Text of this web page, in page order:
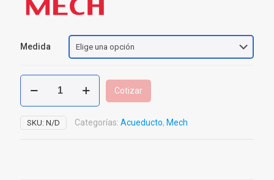
Medida
Junta
Anti
vibratoria
Caucho
cantidad
Cotizar
SKU: N/D Categorías: Acueducto, Mech